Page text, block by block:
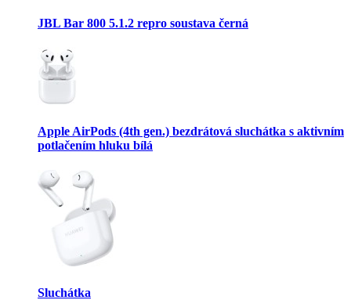
JBL Bar 800 5.1.2 repro soustava černá
Apple AirPods (4th gen.) bezdrátová sluchátka s aktivním
potlačením hluku bílá
Sluchátka